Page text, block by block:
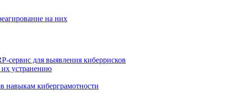
на них
сервис для выявления киберрисков
их устранению
навыкам киберграмотности